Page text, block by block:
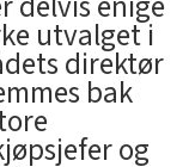
utvalget i
direktør
bak
og